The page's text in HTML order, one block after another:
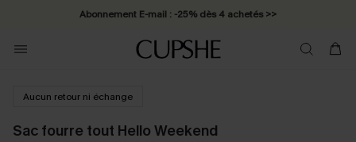
Abonnement E-mail : -25% dès 4 achetés >>
Aucun retour ni échange
Sac fourre tout Hello Weekend